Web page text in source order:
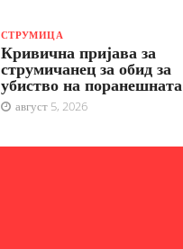
СТРУМИЦА
Кривична пријава за
струмичанец за обид за
убиство на поранешната
август 5, 2026